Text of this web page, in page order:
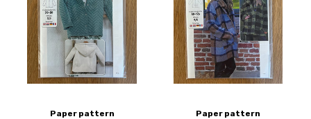
Paper pattern Paper pattern